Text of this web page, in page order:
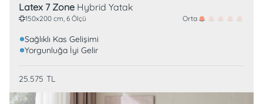
Latex 7 Zone Hybrid Yatak
150x200 cm, 6 Ölçü Orta
Sağlıklı Kas Gelişimi
Yorgunluğa İyi Gelir
25.575 TL